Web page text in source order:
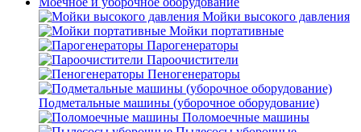
Мойки высокого давления
Мойки портативные
Парогенераторы
Пароочистители
Пеногенераторы
Подметальные машины (уборочное оборудование)
Поломоечные машины